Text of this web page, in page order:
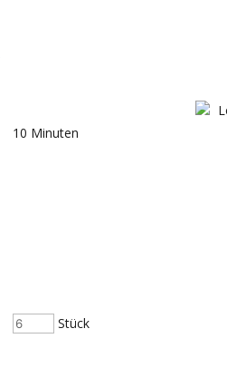
10 Minuten
Stück